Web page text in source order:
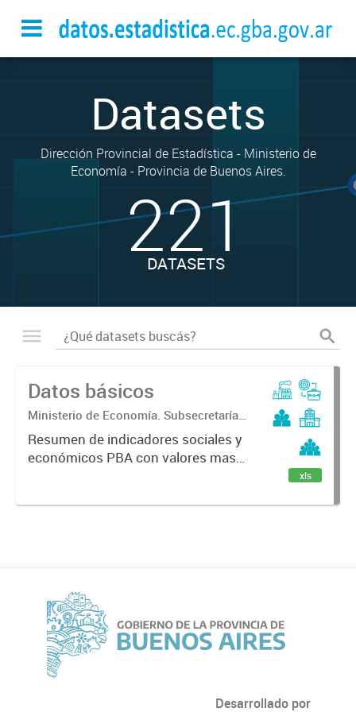
Datasets
Dirección Provincial de Estadística - Ministerio de
Economía - Provincia de Buenos Aires.
221
DATASETS
Datos básicos
Ministerio de Economía. Subsecretaría
de Coordinación Económica y
Estadística. Dirección Provincial de
Estadística.
Resumen de indicadores sociales y
económicos PBA con valores mas
xls
Desarrollado por